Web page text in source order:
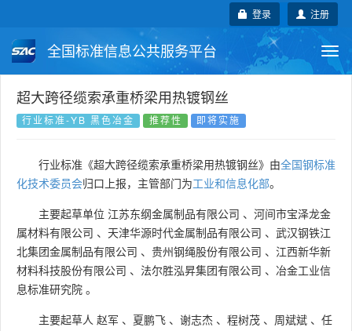
注册
登录
全国标准信息公共服务平台
国家标准 行业标准
国外标准 技术委员会
超大跨径缆索承重桥梁用热镀钢丝
行业标准-YB 黑色冶金 推荐性 即将实施
行业标准《超大跨径缆索承重桥梁用热镀钢丝》由全国钢标准
化技术委员会归口上报，主管部门为工业和信息化部。
主要起草单位 江苏东纲金属制品有限公司 、 河间市宝泽龙金
属材料有限公司 、 天津华源时代金属制品有限公司 、 武汉钢铁江
北集团金属制品有限公司 、 贵州钢绳股份有限公司 、 江西新华新
材料科技股份有限公司 、 法尔胜泓昇集团有限公司 、 冶金工业信
息标准研究院 。
主要起草人 赵军 、 夏鹏飞 、 谢志杰 、 程树茂 、 周斌斌 、 任